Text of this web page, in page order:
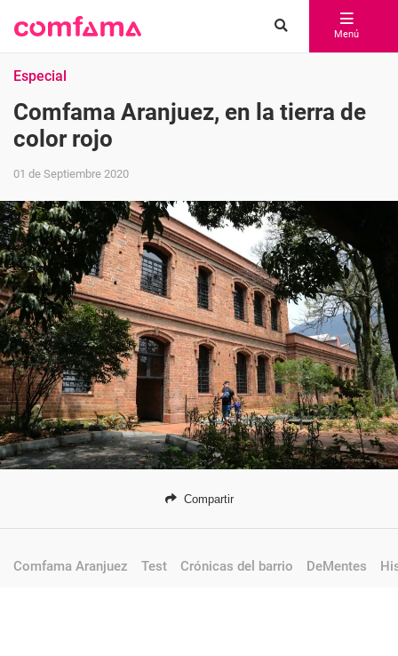
Menú
Especial
Comfama Aranjuez, en la tierra de
color rojo
01 de Septiembre 2020
Compartir
Compartir
Comfama Aranjuez Test Crónicas del barrio DeMentes